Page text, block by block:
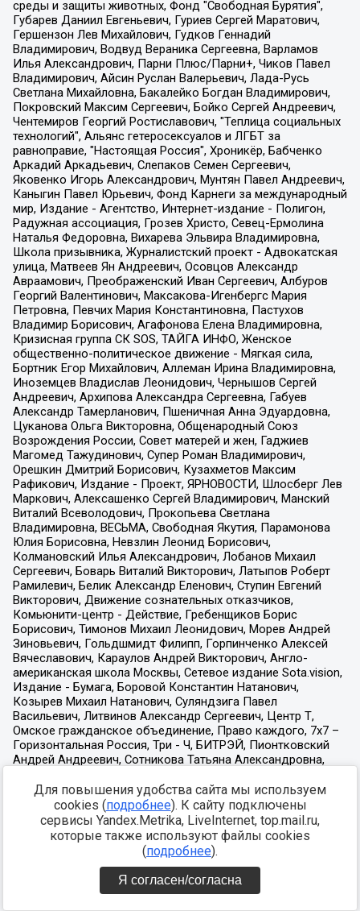
Для повышения удобства сайта мы используем
cookies (подробнее). К сайту подключены
сервисы Yandex.Metrika, LiveInternet, top.mail.ru,
которые также используют файлы cookies
(подробнее).
Я согласен/согласна